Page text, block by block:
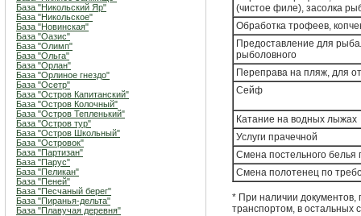
База "Никольский Яр"
База "Никольское"
База "Новинская"
База "Оазис"
База "Олимп"
База "Ольга"
База "Орлан"
База "Орлиное гнездо"
База "Осетр"
База "Остров Капитанский"
База "Остров Колочный"
База "Остров Тепленький"
База "Остров тур"
База "Остров Школьный"
База "Островок"
База "Партизан"
База "Парус"
База "Пеликан"
База "Пеней"
База "Песчаный берег"
База "Пиранья-дельта"
База "Плавучая деревня"
(чистое филе), засолка
Обработка трофеев,
Предоставление для
рыболовного
Переправа на пляж, для
Сейф
Катание на водных лыжах
Услуги прачечной
Смена постельного белья
Смена полотенец по
* При наличии
транспортом, в остальных